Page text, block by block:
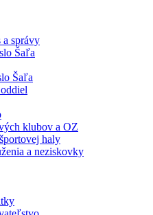
a správy
Šaľa
Šaľa
klubov a OZ
haly
a neziskovky